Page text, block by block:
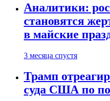
Аналитики:
становятся
в майские
3 месяца спустя
Трамп
суда США по